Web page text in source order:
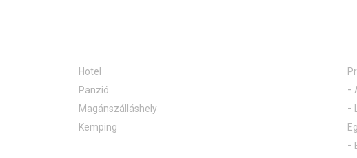
Hotel
Panzió
Magánszálláshely
Kemping